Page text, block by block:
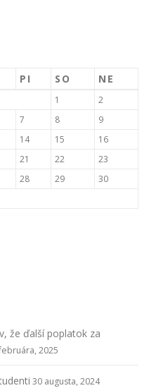
PI SO NE
1
2
7 8
9
14 15
16
21 22
23
28 29
30
že ďalší poplatok za
2025
30 augusta, 2024